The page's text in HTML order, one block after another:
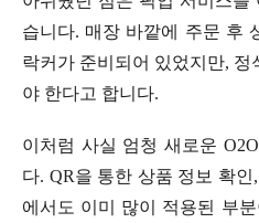
습니다. 매장 바깥에 주문 후
락커가 준비되어 있었지만, 정
야 한다고 합니다.
이처럼 사실 엄청 새로운
다. QR을 통한 상품 정보 확
에서도 이미 많이 적용된 부